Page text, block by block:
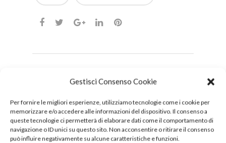
Gestisci Consenso Cookie
Per fornire le migliori esperienze, utilizziamo tecnologie come i cookie per
memorizzare e/o accedere alle informazioni del dispositivo. Il consenso a
queste tecnologie ci permetterà di elaborare dati come il comportamento di
navigazione o ID unici su questo sito. Non acconsentire o ritirare il consenso
può influire negativamente su alcune caratteristiche e funzioni.